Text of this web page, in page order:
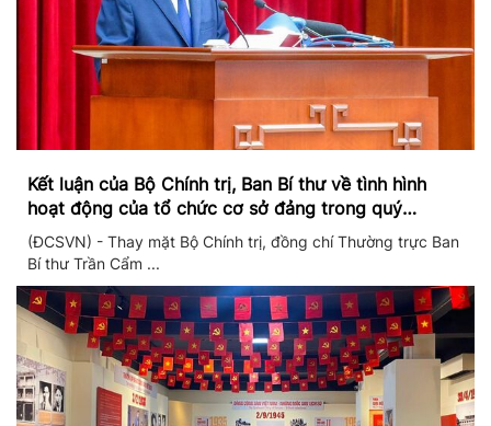
Kết luận của Bộ Chính trị, Ban Bí thư về tình hình
hoạt động của tổ chức cơ sở đảng trong quý
II/2026
(ĐCSVN) - Thay mặt Bộ Chính trị, đồng chí Thường trực Ban
Bí thư Trần Cẩm ...